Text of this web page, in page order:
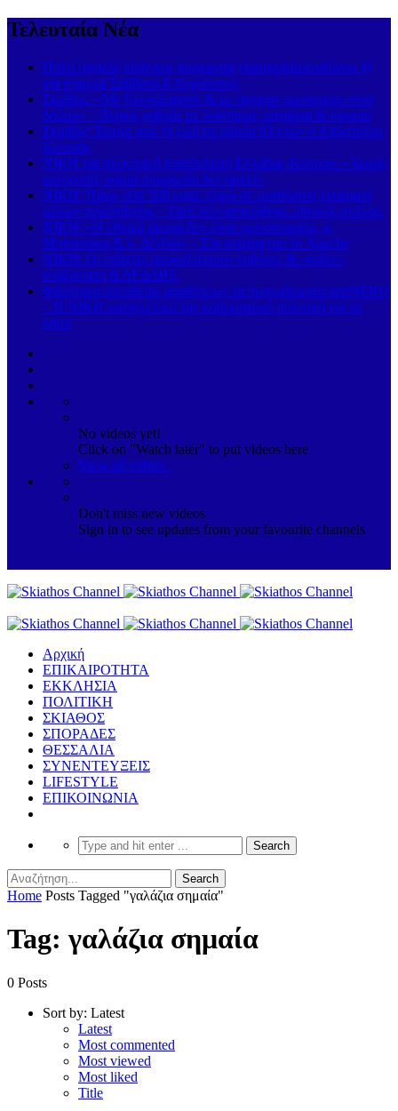
Τελευταία Νέα
Πολύ υψηλός κίνδυνος πυρκαγιάς (κατηγορία κινδύνου 4)
για σήμερα Σάββατο 8 Αυγούστου
Σκιάθος: «Με ξυλοκόπησαν & με άφησαν αιμόφυρτο στον
δρόμο» – Άγριος καβγάς με λοστάρια, μαχαίρια & σφυριά
Σκιάθος: Έφυγε από τη ζωή σε ηλικία 93 ετών ο Απόστολος
Κουκιάς
ΝΙΚΗ για ηλεκτρική διασύνδεση Ελλάδας-Κύπρου: «Χωρίς
αποτροπή, καμία συμφωνία δεν αρκεί»
ΝΙΚΗ: Πάνω από 500 εκατ. ευρώ σε μισθώσεις εναέριων
μέσων πυρόσβεσης – Γιατί δεν αποκτήθηκε εθνικός στόλος;
ΝΙΚΗ: «Η εθνική άμυνα δεν είναι γιουσουρούμ, κ.
Μητσοτάκη & κ. Δένδια» – Στο στόχαστρο τα Apache
ΝΙΚΗ: Οι στάχτες αποκαλύπτουν ευθύνες & «καίνε»
κυβέρνηση & ΔΕΔΔΗΕ
Φάμπρικα απευθείας αναθέσεων τα προγράμματα antiNERO
– Η ΝΙΚΗ καταγγέλλει την κυβερνητική πολιτική για τα
δάση
No videos yet!
Click on "Watch later" to put videos here
View all videos
Don't miss new videos
Sign in to see updates from your favourite channels
Αρχική
ΕΠΙΚΑΙΡΟΤΗΤΑ
ΕΚΚΛΗΣΙΑ
ΠΟΛΙΤΙΚΗ
ΣΚΙΑΘΟΣ
ΣΠΟΡΑΔΕΣ
ΘΕΣΣΑΛΙΑ
ΣΥΝΕΝΤΕΥΞΕΙΣ
LIFESTYLE
ΕΠΙΚΟΙΝΩΝΙΑ
Home Posts Tagged "γαλάζια σημαία"
Tag: γαλάζια σημαία
0 Posts
Sort by: Latest
Latest
Most commented
Most viewed
Most liked
Title